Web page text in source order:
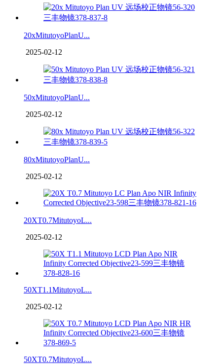
20xMitutoyoPlanU...
2025-02-12
50xMitutoyoPlanU...
2025-02-12
80xMitutoyoPlanU...
2025-02-12
20XT0.7MitutoyoL...
2025-02-12
50XT1.1MitutoyoL...
2025-02-12
50XT0.7MitutoyoL...